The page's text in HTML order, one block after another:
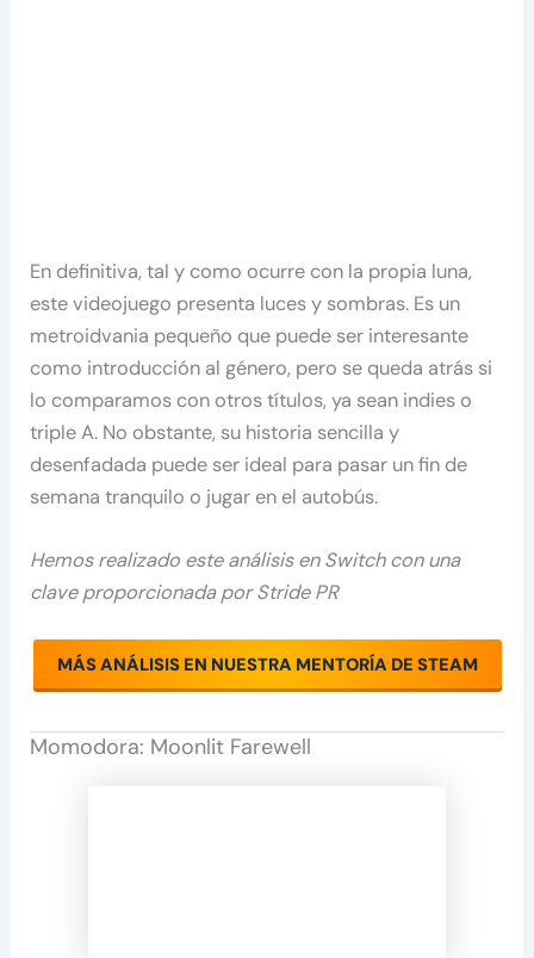
En definitiva, tal y como ocurre con la propia luna,
este videojuego presenta luces y sombras. Es un
metroidvania pequeño que puede ser interesante
como introducción al género, pero se queda atrás si
lo comparamos con otros títulos, ya sean indies o
triple A. No obstante, su historia sencilla y
desenfadada puede ser ideal para pasar un fin de
semana tranquilo o jugar en el autobús.
Hemos realizado este análisis en Switch con una
clave proporcionada por Stride PR
MÁS ANÁLISIS EN NUESTRA MENTORÍA DE STEAM
Momodora: Moonlit Farewell